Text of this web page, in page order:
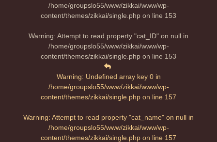
/home/groupslo55/www/zikkai/www/wp-
content/themes/zikkai/single.php on line 153
Warning: Attempt to read property "cat_ID" on null in
/home/groupslo55/www/zikkai/www/wp-
content/themes/zikkai/single.php on line 153
Warning: Undefined array key 0 in
/home/groupslo55/www/zikkai/www/wp-
content/themes/zikkai/single.php on line 157
Warning: Attempt to read property "cat_name" on null in
/home/groupslo55/www/zikkai/www/wp-
content/themes/zikkai/single.php on line 157